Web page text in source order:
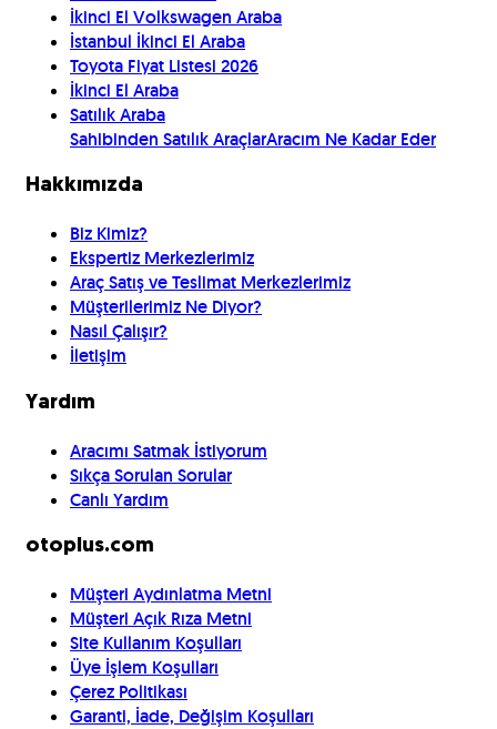
İkinci El Volkswagen Araba
İstanbul İkinci El Araba
Toyota Fiyat Listesi 2026
İkinci El Araba
Satılık Araba
Sahibinden Satılık AraçlarAracım Ne Kadar Eder
Hakkımızda
Biz Kimiz?
Ekspertiz Merkezlerimiz
Araç Satış ve Teslimat Merkezlerimiz
Müşterilerimiz Ne Diyor?
Nasıl Çalışır?
İletişim
Yardım
Aracımı Satmak İstiyorum
Sıkça Sorulan Sorular
Canlı Yardım
otoplus.com
Müşteri Aydınlatma Metni
Müşteri Açık Rıza Metni
Site Kullanım Koşulları
Üye İşlem Koşulları
Çerez Politikası
Garanti, İade, Değişim Koşulları